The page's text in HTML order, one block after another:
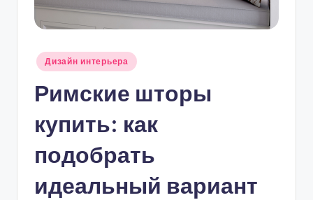
Опубликовано
Дизайн интерьера
Римские шторы
купить: как
подобрать
идеальный вариант